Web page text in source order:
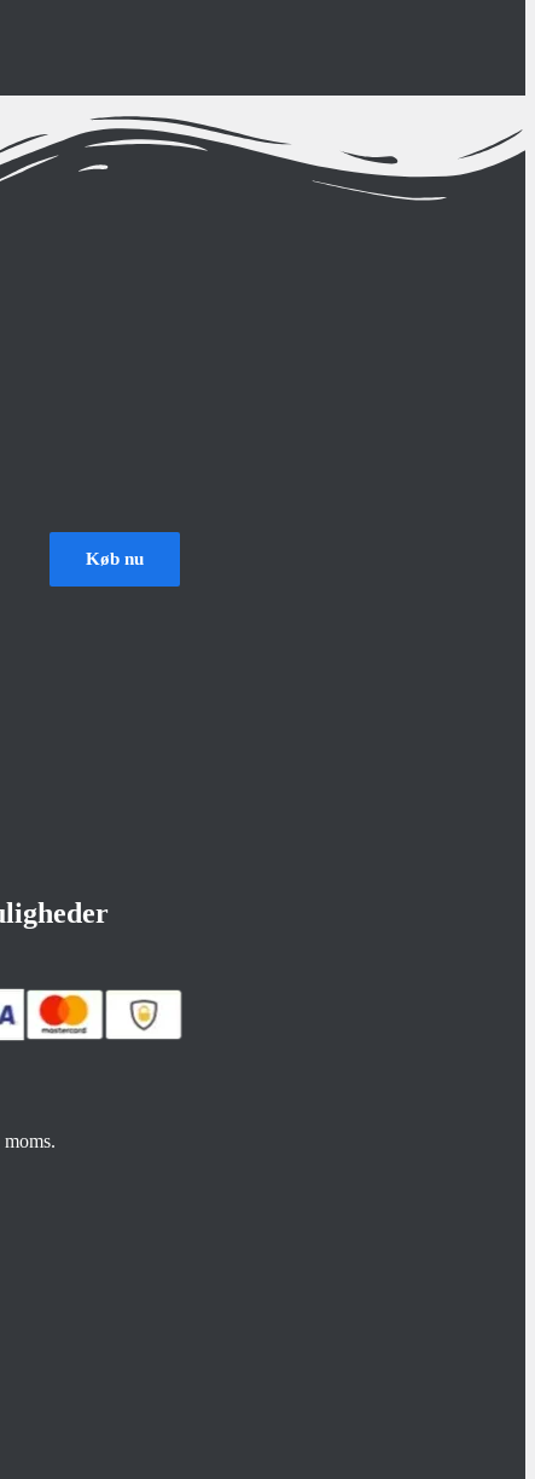
Køb nu